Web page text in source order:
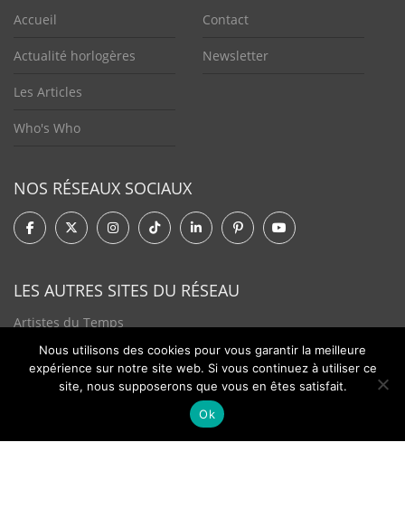
Accueil
Actualité horlogères
Les Articles
Who's Who
Contact
Newsletter
NOS RÉSEAUX SOCIAUX
LES AUTRES SITES DU RÉSEAU
Artistes du Temps
Tendances Plurielles
Nous utilisons des cookies pour vous garantir la meilleure
expérience sur notre site web. Si vous continuez à utiliser ce
site, nous supposerons que vous en êtes satisfait.
Ok